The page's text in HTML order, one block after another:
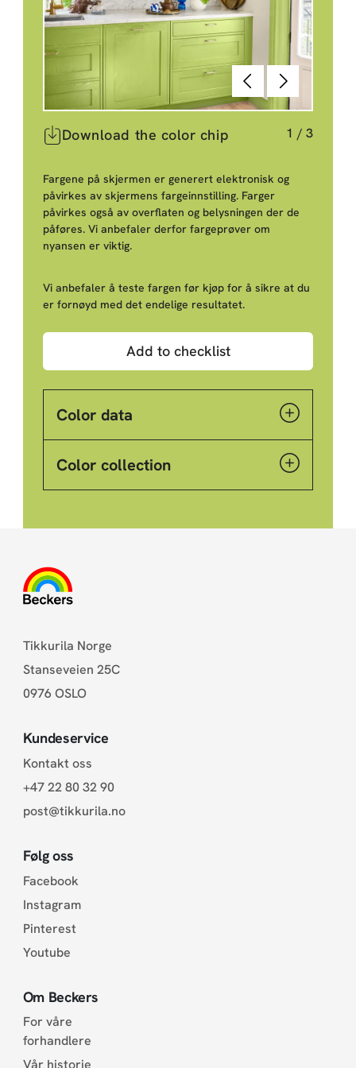
TilbakeNeste
Download the color chip 1 / 3
Fargene på skjermen er generert elektronisk og
påvirkes av skjermens fargeinnstilling. Farger
påvirkes også av overflaten og belysningen der de
påføres. Vi anbefaler derfor fargeprøver om
nyansen er viktig.
Vi anbefaler å teste fargen før kjøp for å sikre at du
er fornøyd med det endelige resultatet.
Add to checklist
Color data
Color collection
Tikkurila Norge
Stanseveien 25C
0976 OSLO
Kundeservice
Kontakt oss
+47 22 80 32 90
post@tikkurila.no
Følg oss
Facebook
Instagram
Pinterest
Youtube
Om Beckers
For våre
forhandlere
Vår historie